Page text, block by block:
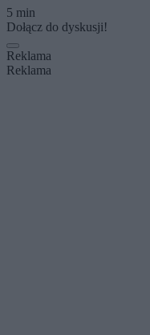
5 min
Dołącz do dyskusji!
Reklama
Reklama